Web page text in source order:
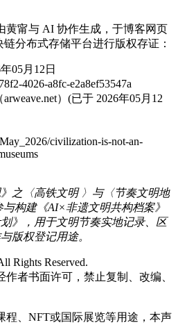
黄甯与 AI 协作生成，于博客网页
分布式存储平台进行版权存证：
年05月12日
4026-a8fc-e2a8ef53547a
arweave.net）(已于 2026年05月12
civilization-is-not-an-
之〈高铁文明 〉与〈节奏文明地
构建《AI×非遗文明共构档案》
》，用于文明节奏实地记录、区
版权登记用途。
Rights Reserved.
者书面许可，禁止复制、改编、
程、NFT或国际展览等用途，本声